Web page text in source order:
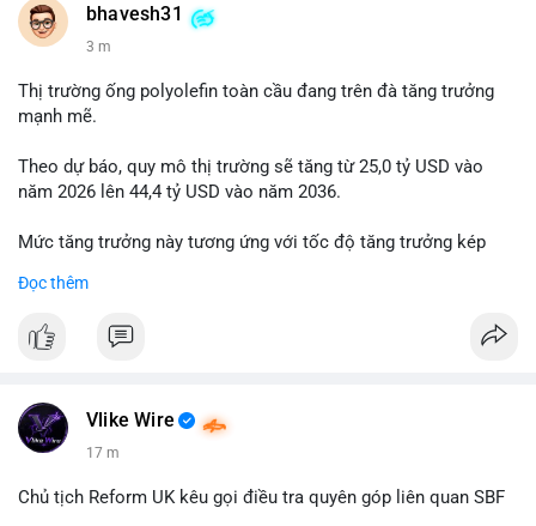
bhavesh31
3 m
Thị trường ống polyolefin toàn cầu đang trên đà tăng trưởng
mạnh mẽ.
Theo dự báo, quy mô thị trường sẽ tăng từ 25,0 tỷ USD vào
năm 2026 lên 44,4 tỷ USD vào năm 2036.
Mức tăng trưởng này tương ứng với tốc độ tăng trưởng kép
nhà đầu tư trong ngành vật liệu xây dựng và hạ tầng.
nhựa polyolefin trong tương lai?
Đọc thêm
Vlike Wire
17 m
Chủ tịch Reform UK kêu gọi điều tra quyên góp liên quan SBF